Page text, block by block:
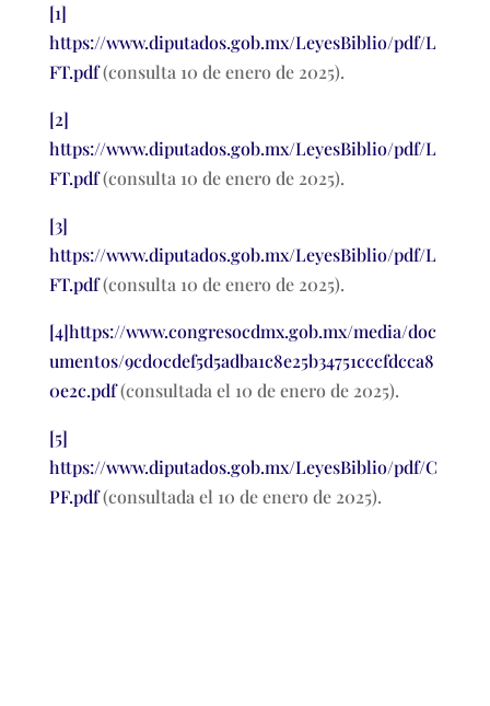
[1]
https://www.diputados.gob.mx/LeyesBiblio/pdf/L
FT.pdf(consulta 10 de enero de 2025).
[2]
https://www.diputados.gob.mx/LeyesBiblio/pdf/L
FT.pdf(consulta 10 de enero de 2025).
[3]
https://www.diputados.gob.mx/LeyesBiblio/pdf/L
FT.pdf(consulta 10 de enero de 2025).
[4]https://www.congresocdmx.gob.mx/media/doc
umentos/9cd0cdef5d5adba1c8e25b34751cccfdcca8
0e2c.pdf(consultada el 10 de enero de 2025).
[5]
https://www.diputados.gob.mx/LeyesBiblio/pdf/C
PF.pdf(consultada el 10 de enero de 2025).